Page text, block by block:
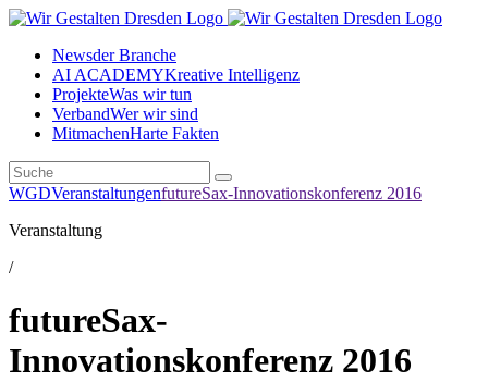
Newsder Branche
AI ACADEMYKreative Intelligenz
ProjekteWas wir tun
VerbandWer wir sind
MitmachenHarte Fakten
WGDVeranstaltungenfutureSax-Innovationskonferenz 2016
Veranstaltung
/
futureSax-
Innovationskonferenz 2016